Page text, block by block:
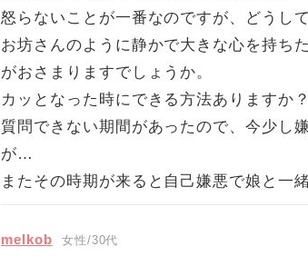
怒らないことが一番なのですが、どうし
お坊さんのように静かで大きな心を持ち
がおさまりますでしょうか。
カッとなった時にできる方法ありますか？
質問できない期間があったので、今少し
が…
またその時期が来ると自己嫌悪で娘と一
melkob 女性/30代